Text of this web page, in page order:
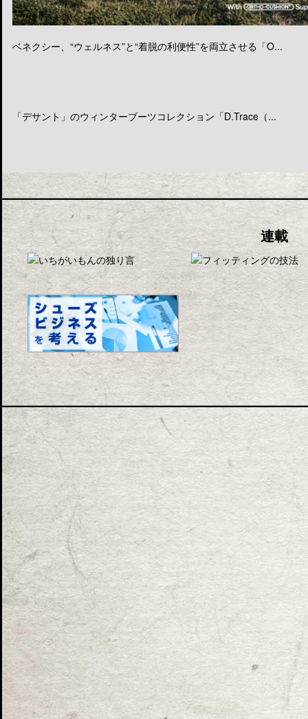
ベネクシー、“ウェルネス”と“着脱の利便性”を両立させる「O...
「デサント」のウィンターブーツコレクション「D.Trace（...
連載